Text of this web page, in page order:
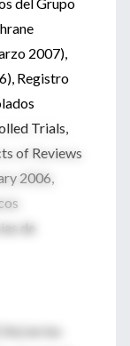
2007),
Registro
Trials,
of Reviews
2006,
de
en los